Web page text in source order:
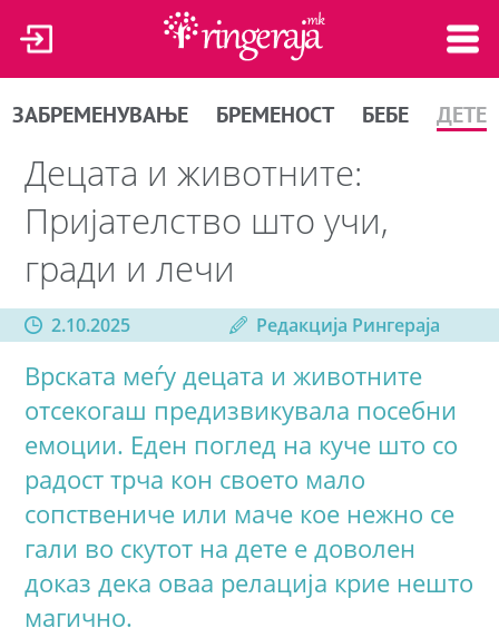
ЗАБРЕМЕНУВАЊЕ БРЕМЕНОСТ БЕБЕ ДЕТЕ
Децата и животните:
Пријателство што учи,
гради и лечи
2.10.2025 Редакција Рингераја
Врската меѓу децата и животните
отсекогаш предизвикувала посебни
емоции. Еден поглед на куче што со
радост трча кон своето мало
сопствениче или маче кое нежно се
гали во скутот на дете е доволен
доказ дека оваа релација крие нешто
магично.